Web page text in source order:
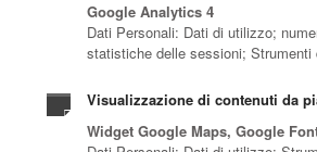
Google Analytics 4
Dati Personali: Dati di utilizzo;
statistiche delle sessioni; Strumenti
Visualizzazione di contenuti da
Widget Google Maps, Google